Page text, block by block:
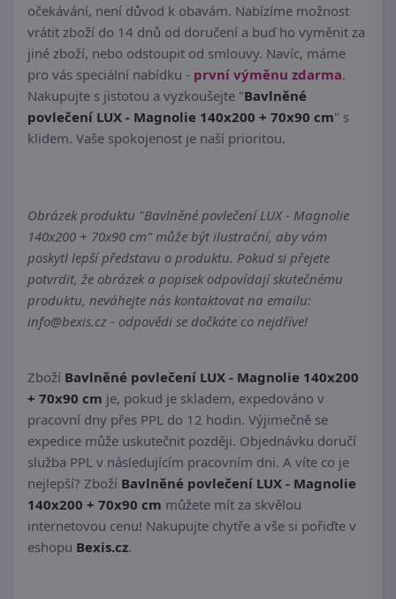
očekávání, není důvod k obavám. Nabízíme možnost
vrátit zboží do 14 dnů od doručení a buď ho vyměnit za
jiné zboží, nebo odstoupit od smlouvy. Navíc, máme
pro vás speciální nabídku - první výměnu zdarma.
Nakupujte s jistotou a vyzkoušejte "Bavlněné
povlečení LUX - Magnolie 140x200 + 70x90 cm" s
klidem. Vaše spokojenost je naší prioritou.
Obrázek produktu "Bavlněné povlečení LUX - Magnolie
140x200 + 70x90 cm" může být ilustrační, aby vám
poskytl lepší představu o produktu. Pokud si přejete
potvrdit, že obrázek a popisek odpovídají skutečnému
produktu, neváhejte nás kontaktovat na emailu:
info@bexis.cz - odpovědi se dočkáte co nejdříve!
Zboží Bavlněné povlečení LUX - Magnolie 140x200
+ 70x90 cm je, pokud je skladem, expedováno v
pracovní dny přes PPL do 12 hodin. Výjimečně se
expedice může uskutečnit později. Objednávku doručí
služba PPL v následujícím pracovním dni. A víte co je
nejlepší? Zboží Bavlněné povlečení LUX - Magnolie
140x200 + 70x90 cm můžete mít za skvělou
internetovou cenu! Nakupujte chytře a vše si pořiďte v
eshopu Bexis.cz.